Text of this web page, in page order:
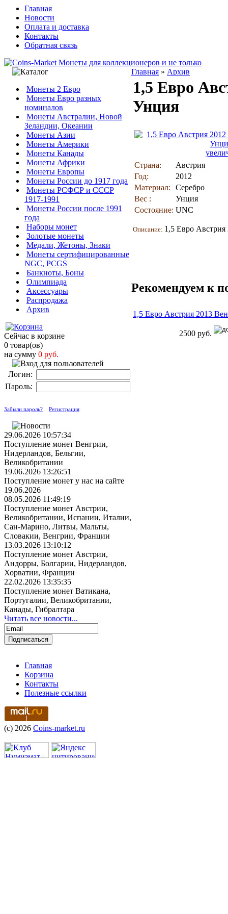
Главная
Новости
Оплата и доставка
Контакты
Обратная связь
Монеты 2 Евро
Монеты Евро разных
номиналов
Монеты Австралии, Новой
Зеландии, Океании
Монеты Азии
Монеты Америки
Монеты Канады
Монеты Африки
Монеты Европы
Монеты России до 1917 года
Монеты РСФСР и СССР
1917-1991
Монеты России после 1991
года
Наборы монет
Золотые монеты
Медали, Жетоны, Знаки
Монеты сертифицированные
NGC, PCGS
Банкноты, Боны
Олимпиада
Аксессуары
Распродажа
Архив
Сейчас в корзине
0 товар(ов)
на сумму 0 руб.
Логин:
Пароль:
Забыли пароль? Регистрация
29.06.2026 10:57:34
Поступление монет Венгрии,
Нидерландов, Бельгии,
Великобритании
19.06.2026 13:26:51
Поступление монет у нас на сайте
19.06.2026
08.05.2026 11:49:19
Поступление монет Австрии,
Великобритании, Испании, Италии,
Сан-Марино, Литвы, Мальты,
Словакии, Венгрии, Франции
13.03.2026 13:10:12
Поступление монет Австрии,
Андорры, Болгарии, Нидерландов,
Хорватии, Франции
22.02.2026 13:35:35
Поступление монет Ватикана,
Португалии, Великобритании,
Канады, Гибралтара
Читать все новости...
Главная » Архив
1,5 Евро
Унция
Страна:
Австрия
Год:
2012
Материал:
Серебро
Вес :
Унция
Состояние: UNC
Описание: 1,5 Евро
Рекомендуем к
1,5 Евро Австрия 2013
2500 руб.
Главная
Корзина
Контакты
Полезные ссылки
(c) 2026 Coins-market.ru